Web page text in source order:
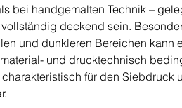
bei handgemalten Technik –
deckend sein.
und dunkleren Bereichen kann
und drucktechnisch
für den Siebdruck